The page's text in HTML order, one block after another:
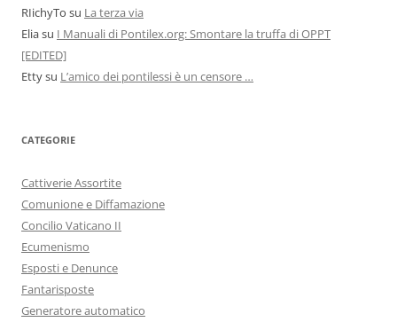
RIichyTo su La terza via
Eliasu I Manuali di Pontilex.org: Smontare la truffa di OPPT
[EDITED]
Ettysu L’amico dei pontilessi è un censore …
CATEGORIE
Cattiverie Assortite
Comunione e Diffamazione
Concilio Vaticano II
Ecumenismo
Esposti e Denunce
Fantarisposte
Generatore automatico